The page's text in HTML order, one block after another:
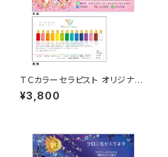
ＴＣカラーセラピスト オリジナル
名刺 50枚
¥3,800